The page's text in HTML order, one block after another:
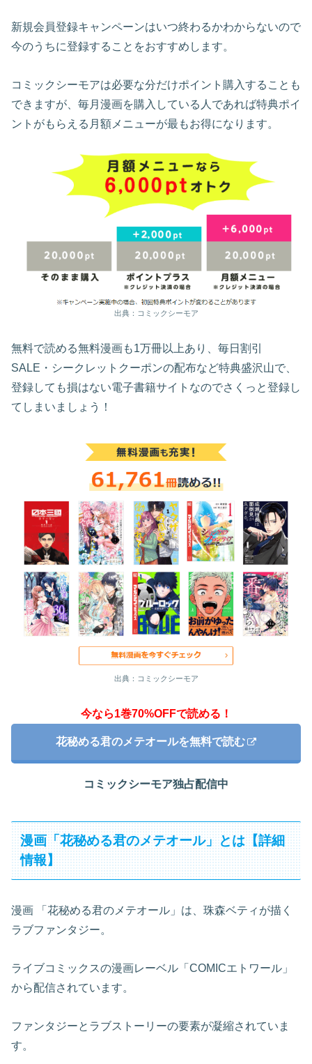
新規会員登録キャンペーンはいつ終わるかわからないので
今のうちに登録することをおすすめします。
コミックシーモアは必要な分だけポイント購入することも
できますが、毎月漫画を購入している人であれば特典ポイ
ントがもらえる月額メニューが最もお得になります。
出典：コミックシーモア
無料で読める無料漫画も1万冊以上あり、毎日割引
SALE・シークレットクーポンの配布など特典盛沢山で、
登録しても損はない電子書籍サイトなのでさくっと登録し
てしまいましょう！
出典：コミックシーモア
今なら1巻70%OFFで読める！
花秘める君のメテオールを無料で読む
コミックシーモア独占配信中
漫画「花秘める君のメテオール」とは【詳細
情報】
漫画 「花秘める君のメテオール」は、珠森ベティが描く
ラブファンタジー。
ライブコミックスの漫画レーベル「COMICエトワール」
から配信されています。
ファンタジーとラブストーリーの要素が凝縮されていま
す。